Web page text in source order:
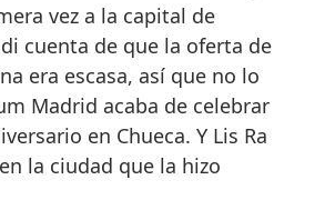
vez a la capital de
di cuenta de que la oferta de
era escasa, así que no lo
Madrid acaba de celebrar
en Chueca. Y Lis Ra
la ciudad que la hizo